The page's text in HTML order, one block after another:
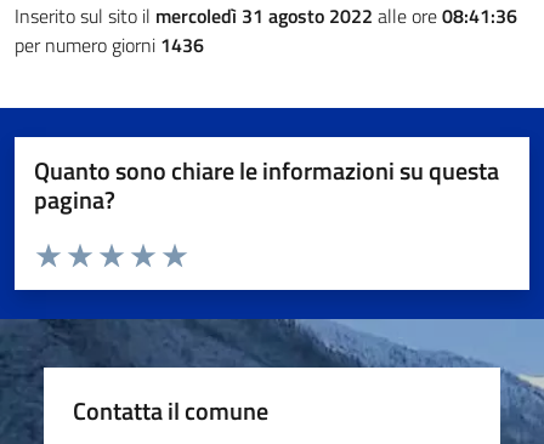
Inserito sul sito il mercoledì 31 agosto 2022 alle ore08:41:36
per numero giorni 1436
Quanto sono chiare le informazioni su questa
pagina?
Valuta da 1 a 5 stelle la pagina
Valuta 5 stelle su 5
Valuta 4 stelle su 5
Valuta 3 stelle su 5
Valuta 2 stelle su 5
Valuta 1 stelle su 5
Contatta il comune